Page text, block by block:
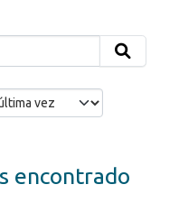
encontrado